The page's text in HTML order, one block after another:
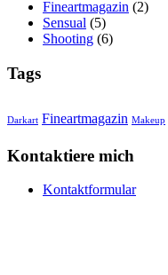
Fineartmagazin (2)
Sensual (5)
Shooting (6)
Tags
Darkart Fineartmagazin Makeup
Kontaktiere mich
Kontaktformular